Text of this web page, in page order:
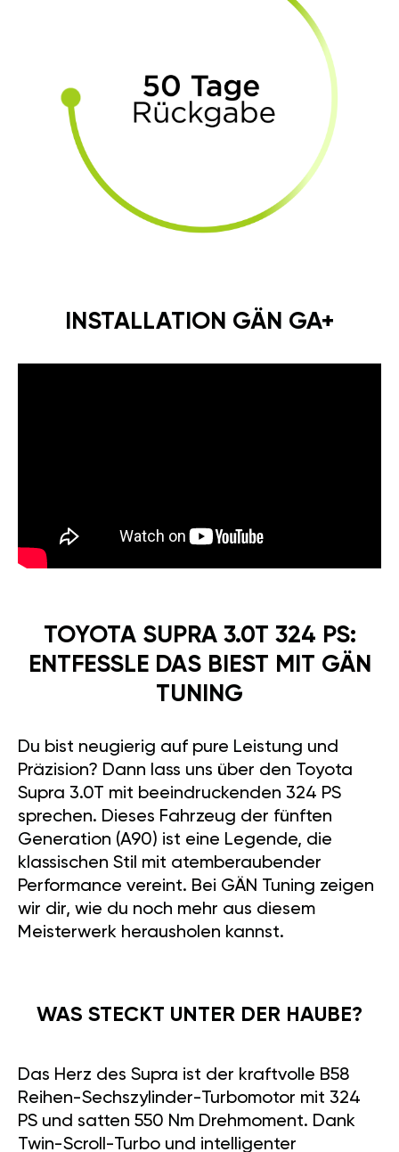
INSTALLATION GÄN GA+
TOYOTA SUPRA 3.0T 324 PS:
ENTFESSLE DAS BIEST MIT GÄN
TUNING
Du bist neugierig auf pure Leistung und
Präzision? Dann lass uns über den Toyota
Supra 3.0T mit beeindruckenden 324 PS
sprechen. Dieses Fahrzeug der fünften
Generation (A90) ist eine Legende, die
klassischen Stil mit atemberaubender
Performance vereint. Bei GÄN Tuning zeigen
wir dir, wie du noch mehr aus diesem
Meisterwerk herausholen kannst.
WAS STECKT UNTER DER HAUBE?
Das Herz des Supra ist der kraftvolle B58
Reihen-Sechszylinder-Turbomotor mit 324
PS und satten 550 Nm Drehmoment. Dank
Twin-Scroll-Turbo und intelligenter